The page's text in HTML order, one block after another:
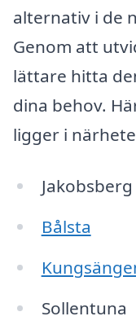
alternativ i de
Genom att
lättare hitta
dina behov.
ligger i
Jakobsberg
Bålsta
Sollentuna